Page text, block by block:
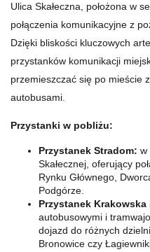
Ulica Skałeczna, położona w
połączenia komunikacyjne z
Dzięki bliskości kluczowych
przystanków komunikacji
przemieszczać się po mieście
autobusami.
Przystanki w pobliżu:
Przystanek Stradom: w
Skałecznej, oferujący
Rynku Głównego,
Podgórze.
Przystanek Krakowska
autobusowymi i
dojazd do różnych
Bronowice czy